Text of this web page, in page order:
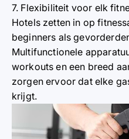
7. Flexibiliteit voor elk
Hotels zetten in op
beginners als
Multifunctionele
workouts en een breed
zorgen ervoor dat elke
krijgt.